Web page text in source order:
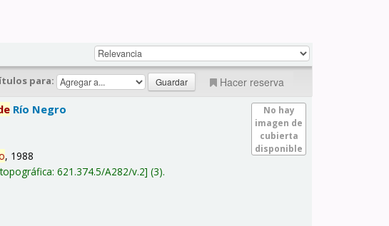
para: Hacer reserva
No hay
imagen de
cubierta
disponible
Río Negro
, 1988
621.374.5/A282/v.2 (3).